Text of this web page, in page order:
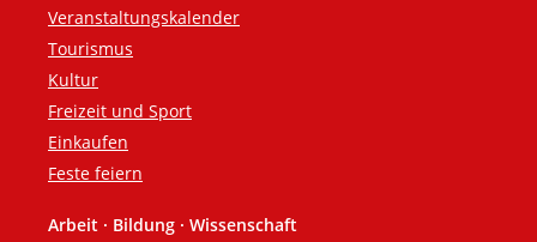
Veranstaltungskalender
Tourismus
Kultur
Freizeit und Sport
Einkaufen
Feste feiern
Arbeit · Bildung · Wissenschaft